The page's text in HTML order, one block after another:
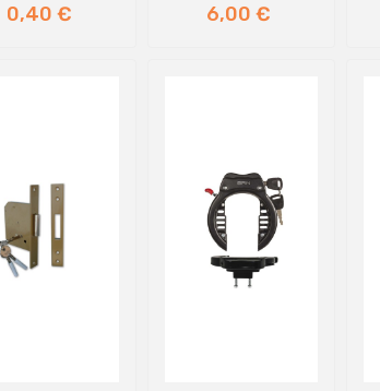
Prezzo
0,40 €
Prezzo
6,00 €